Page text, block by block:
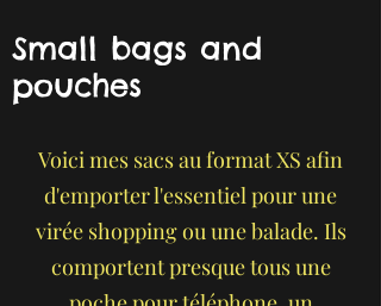
Small bags and
pouches
Voici mes sacs au format XS afin
d'emporter l'essentiel pour une
virée shopping ou une balade. Ils
comportent presque tous une